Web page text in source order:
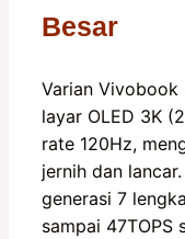
Besar
Varian Vivobook
layar OLED 3K
rate 120Hz,
jernih dan
generasi 7
sampai 47TOPS